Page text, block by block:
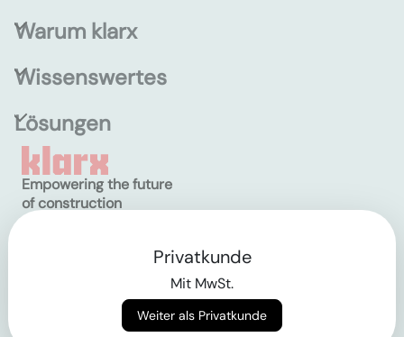
Warum klarx
Wissenswertes
Lösungen
Empowering the future
of construction
Login
Privatkunde
Mit MwSt.
Weiter als Privatkunde